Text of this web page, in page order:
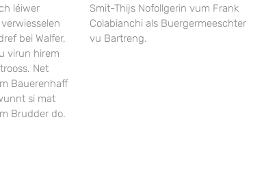
léiwer
bei Walfer,
virun hirem
Net
Bauerenhaff
si mat
Brudder do.
Smit-Thijs Nofollgerin vum Frank
Colabianchi als Buergermeeschter
vu Bartreng.